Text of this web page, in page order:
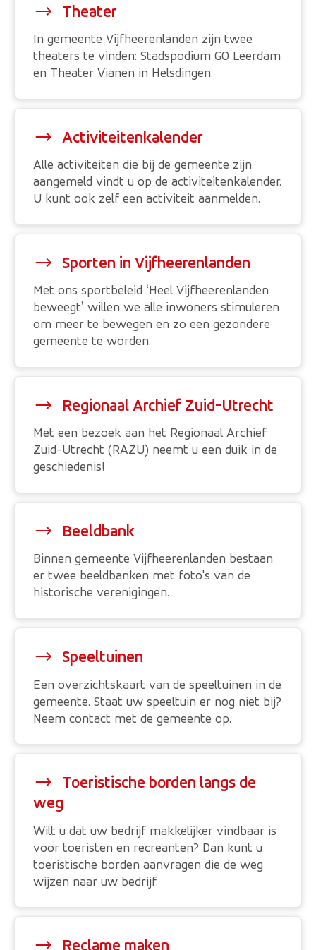
Theater
In gemeente Vijfheerenlanden zijn twee
theaters te vinden: Stadspodium GO Leerdam
en Theater Vianen in Helsdingen.
Activiteitenkalender
Alle activiteiten die bij de gemeente zijn
aangemeld vindt u op de activiteitenkalender.
U kunt ook zelf een activiteit aanmelden.
Sporten in Vijfheerenlanden
Met ons sportbeleid ‘Heel Vijfheerenlanden
beweegt’ willen we alle inwoners stimuleren
om meer te bewegen en zo een gezondere
gemeente te worden.
Regionaal Archief Zuid-Utrecht
Met een bezoek aan het Regionaal Archief
Zuid-Utrecht (RAZU) neemt u een duik in de
geschiedenis!
Beeldbank
Binnen gemeente Vijfheerenlanden bestaan
er twee beeldbanken met foto's van de
historische verenigingen.
Speeltuinen
Een overzichtskaart van de speeltuinen in de
gemeente. Staat uw speeltuin er nog niet bij?
Neem contact met de gemeente op.
Toeristische borden langs de
weg
Wilt u dat uw bedrijf makkelijker vindbaar is
voor toeristen en recreanten? Dan kunt u
toeristische borden aanvragen die de weg
wijzen naar uw bedrijf.
Reclame maken